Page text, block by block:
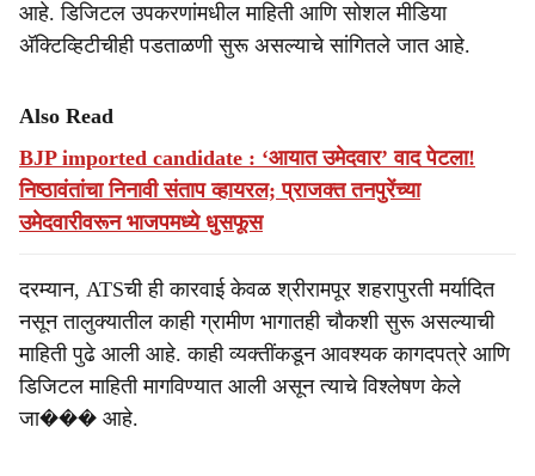
आहे. डिजिटल उपकरणांमधील माहिती आणि सोशल मीडिया
अ‍ॅक्टिव्हिटीचीही पडताळणी सुरू असल्याचे सांगितले जात आहे.
Also Read
BJP imported candidate : ‘आयात उमेदवार’ वाद पेटला!
निष्ठावंतांचा निनावी संताप व्हायरल; प्राजक्त तनपुरेंच्या
उमेदवारीवरून भाजपमध्ये धुसफूस
दरम्यान, ATSची ही कारवाई केवळ श्रीरामपूर शहरापुरती मर्यादित
नसून तालुक्यातील काही ग्रामीण भागातही चौकशी सुरू असल्याची
माहिती पुढे आली आहे. काही व्यक्तींकडून आवश्यक कागदपत्रे आणि
डिजिटल माहिती मागविण्यात आली असून त्याचे विश्लेषण केले
जा��� आहे.